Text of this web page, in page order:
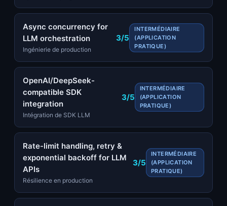
Async concurrency for
LLM orchestration
Ingénierie de production
3/5
INTERMÉDIAIRE
(APPLICATION
PRATIQUE)
OpenAI/DeepSeek-
compatible SDK
integration
Intégration de SDK LLM
3/5
INTERMÉDIAIRE
(APPLICATION
PRATIQUE)
Rate-limit handling, retry &
exponential backoff for LLM
APIs
Résilience en production
3/5
INTERMÉDIAIRE
(APPLICATION
PRATIQUE)